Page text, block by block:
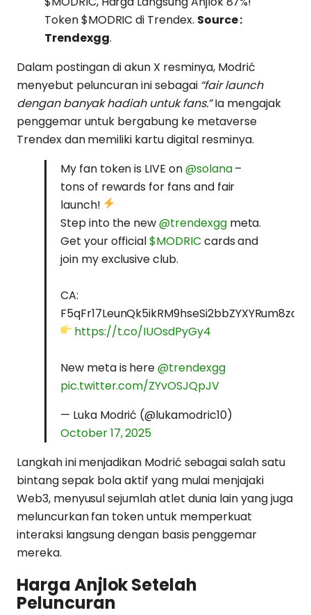
Token $MODRIC di Trendex. Source :
Trendexgg.
Dalam postingan di akun X resminya, Modrić
menyebut peluncuran ini sebagai “fair launch
dengan banyak hadiah untuk fans.”Ia mengajak
penggemar untuk bergabung ke metaverse
Trendex dan memiliki kartu digital resminya.
My fan token is LIVE on@solana–
tons of rewards for fans and fair
launch!
Step into the new@trendexggmeta.
Get your official$MODRIC cards and
join my exclusive club.
CA:
https://t.co/IUOsdPyGy4
New meta is here@trendexgg
pic.twitter.com/ZYvOSJQpJV
— Luka Modrić (@lukamodric10)
October 17, 2025
Langkah ini menjadikan Modrić sebagai salah satu
bintang sepak bola aktif yang mulai menjajaki
Web3, menyusul sejumlah atlet dunia lain yang juga
meluncurkan fan token untuk memperkuat
interaksi langsung dengan basis penggemar
mereka.
Harga Anjlok Setelah
Peluncuran